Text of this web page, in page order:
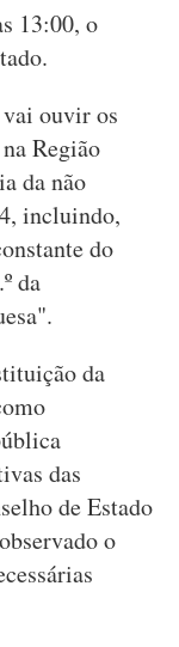
13:00, o
vai ouvir os
Região
da não
incluindo,
do
da
da
das
de Estado
o